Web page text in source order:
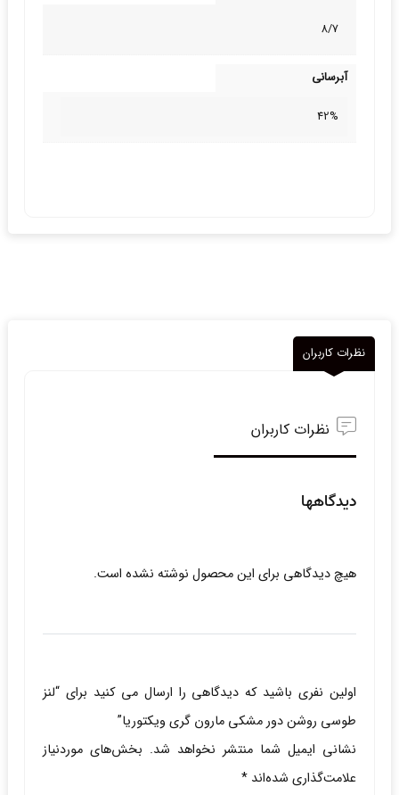
8/7
آبرسانی
42%
نظرات کاربران
نظرات کاربران
دیدگاهها
هیچ دیدگاهی برای این محصول نوشته نشده است.
اولین نفری باشید که دیدگاهی را ارسال می کنید برای “لنز
طوسی روشن دور مشکی مارون گری ویکتوریا”
نشانی ایمیل شما منتشر نخواهد شد. بخش‌های موردنیاز
علامت‌گذاری شده‌اند *